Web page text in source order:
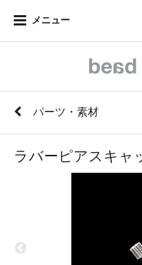
メニュー
パーツ・素材
ラバーピアスキャ